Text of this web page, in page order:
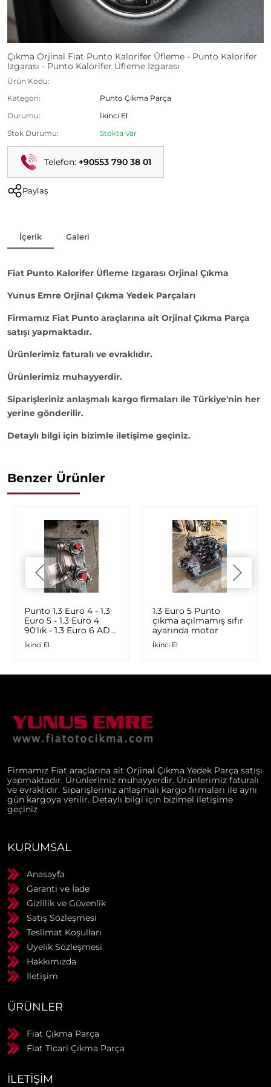
Çıkma Orjinal Fiat Punto Kalorifer Üfleme - Punto Kalorifer
Izgarası - Punto Kalorifer Üfleme Izgarası
Ürün Kodu:
Kategori:
Punto Çıkma Parça
Durumu:
İkinci El
Stok Durumu:
Stokta Var
Telefon: +90553 790 38 01
Paylaş
İçerik Galeri
Fiat Punto Kalorifer Üfleme Izgarası Orjinal Çıkma
Yunus Emre Orjinal Çıkma Yedek Parçaları
Firmamız Fiat Punto araçlarına ait Orjinal Çıkma Parça
satışı yapmaktadır.
Ürünlerimiz faturalı ve evraklıdır.
Ürünlerimiz muhayyerdir.
Siparişleriniz anlaşmalı kargo firmaları ile Türkiye'nin her
yerine gönderilir.
Detaylı bilgi için bizimle iletişime geçiniz.
Benzer Ürünler
Punto 1.3 Euro 4 - 1.3
Euro 5 - 1.3 Euro 4
90'lık - 1.3 Euro 6 AD
Plus 1.6 Multijet - 1.9
JTD Orijinal Turbo
İkinci El
1.3 Euro 5 Punto
çıkma açılmamış sıfır
ayarında motor
İkinci El
Firmamız Fiat araçlarına ait Orjinal Çıkma Yedek Parça satışı
yapmaktadır. Ürünlerimiz muhayyerdir. Ürünlerimiz faturalı
ve evraklıdır. Siparişleriniz anlaşmalı kargo firmaları ile aynı
gün kargoya verilir. Detaylı bilgi için bizimel iletişime
geçiniz
KURUMSAL
Anasayfa
Garanti ve İade
Gizlilik ve Güvenlik
Satış Sözleşmesi
Teslimat Koşulları
Üyelik Sözleşmesi
Hakkımızda
İletişim
ÜRÜNLER
Fiat Çıkma Parça
Fiat Ticari Çıkma Parça
İLETIŞIM